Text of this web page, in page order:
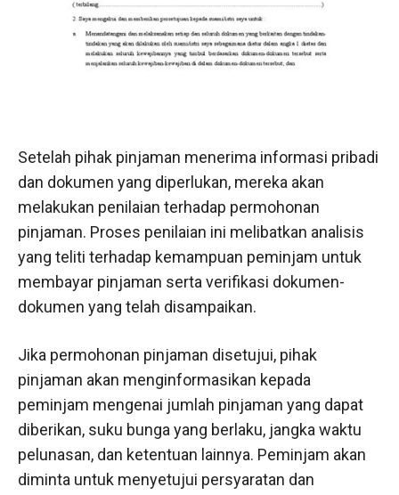
Setelah pihak pinjaman menerima informasi pribadi
dan dokumen yang diperlukan, mereka akan
melakukan penilaian terhadap permohonan
pinjaman. Proses penilaian ini melibatkan analisis
yang teliti terhadap kemampuan peminjam untuk
membayar pinjaman serta verifikasi dokumen-
dokumen yang telah disampaikan.
Jika permohonan pinjaman disetujui, pihak
pinjaman akan menginformasikan kepada
peminjam mengenai jumlah pinjaman yang dapat
diberikan, suku bunga yang berlaku, jangka waktu
pelunasan, dan ketentuan lainnya. Peminjam akan
diminta untuk menyetujui persyaratan dan